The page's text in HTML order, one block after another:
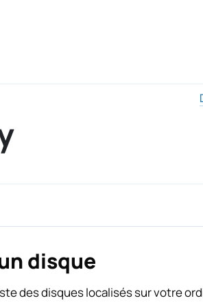
disque
des disques localisés sur votre